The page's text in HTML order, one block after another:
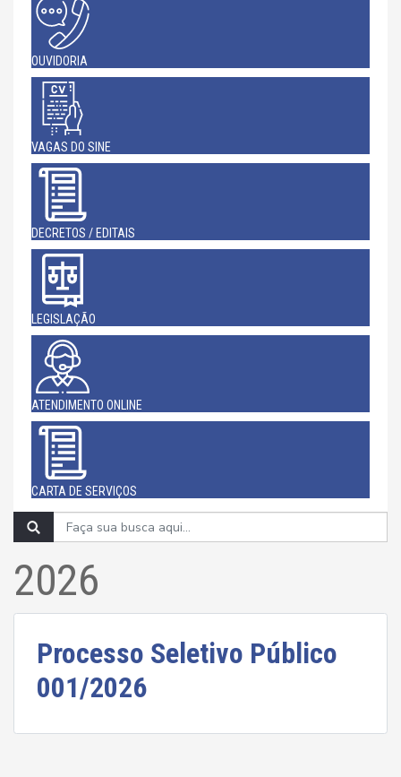
OUVIDORIA
VAGAS DO SINE
DECRETOS / EDITAIS
LEGISLAÇÃO
ATENDIMENTO ONLINE
CARTA DE SERVIÇOS
2026
Processo Seletivo Público
001/2026